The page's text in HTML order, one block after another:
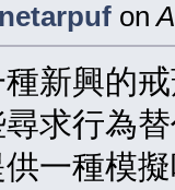
on
新興的
求行為
一種模